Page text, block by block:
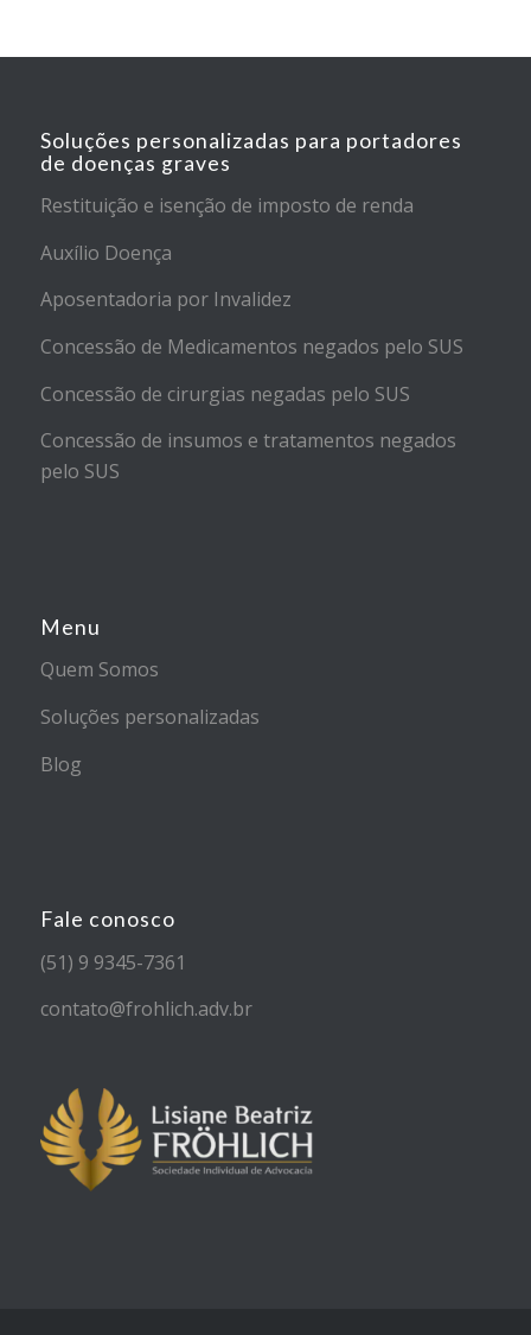
Soluções personalizadas para portadores
de doenças graves
Restituição e isenção de imposto de renda
Auxílio Doença
Aposentadoria por Invalidez
Concessão de Medicamentos negados pelo SUS
Concessão de cirurgias negadas pelo SUS
Concessão de insumos e tratamentos negados
pelo SUS
Menu
Quem Somos
Soluções personalizadas
Blog
Fale conosco
(51) 9 9345-7361
contato@frohlich.adv.br